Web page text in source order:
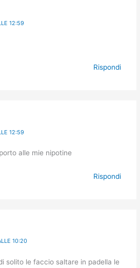
12:59
Rispondi
12:59
alle mie nipotine
Rispondi
10:20
solito le faccio saltare in padella le